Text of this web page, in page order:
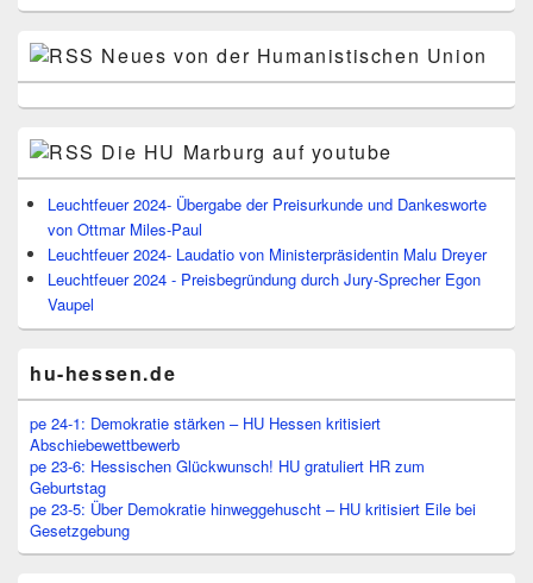
Neues von der Humanistischen Union
Die HU Marburg auf youtube
Leuchtfeuer 2024- Übergabe der Preisurkunde und Dankesworte
von Ottmar Miles-Paul
Leuchtfeuer 2024- Laudatio von Ministerpräsidentin Malu Dreyer
Leuchtfeuer 2024 - Preisbegründung durch Jury-Sprecher Egon
Vaupel
hu-hessen.de
pe 24-1: Demokratie stärken – HU Hessen kritisiert
Abschiebewettbewerb
pe 23-6: Hessischen Glückwunsch! HU gratuliert HR zum
Geburtstag
pe 23-5: Über Demokratie hinweggehuscht – HU kritisiert Eile bei
Gesetzgebung